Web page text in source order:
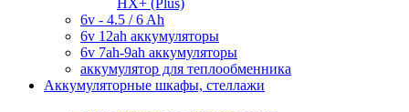
HX+ (Plus)
6v - 4.5 / 6 Ah
6v 12ah аккумуляторы
6v 7ah-9ah аккумуляторы
аккумулятор для теплообменника
Аккумуляторные шкафы, стеллажи